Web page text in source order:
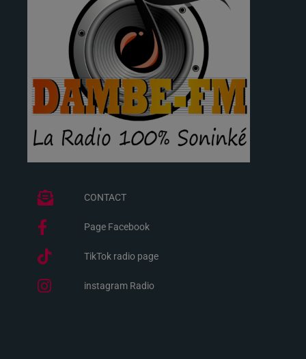
CONTACT
Page Facebook
TikTok radio page
instagram Radio